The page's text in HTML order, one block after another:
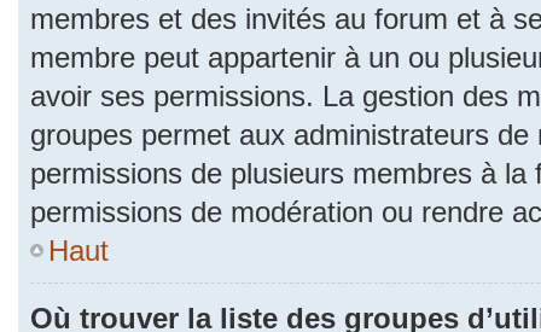
membres et des invités au forum et à
membre peut appartenir à un ou
avoir ses permissions. La gestion des
groupes permet aux administrateurs
permissions de plusieurs membres à la
permissions de modération ou rendre
Haut
Où trouver la liste des groupes